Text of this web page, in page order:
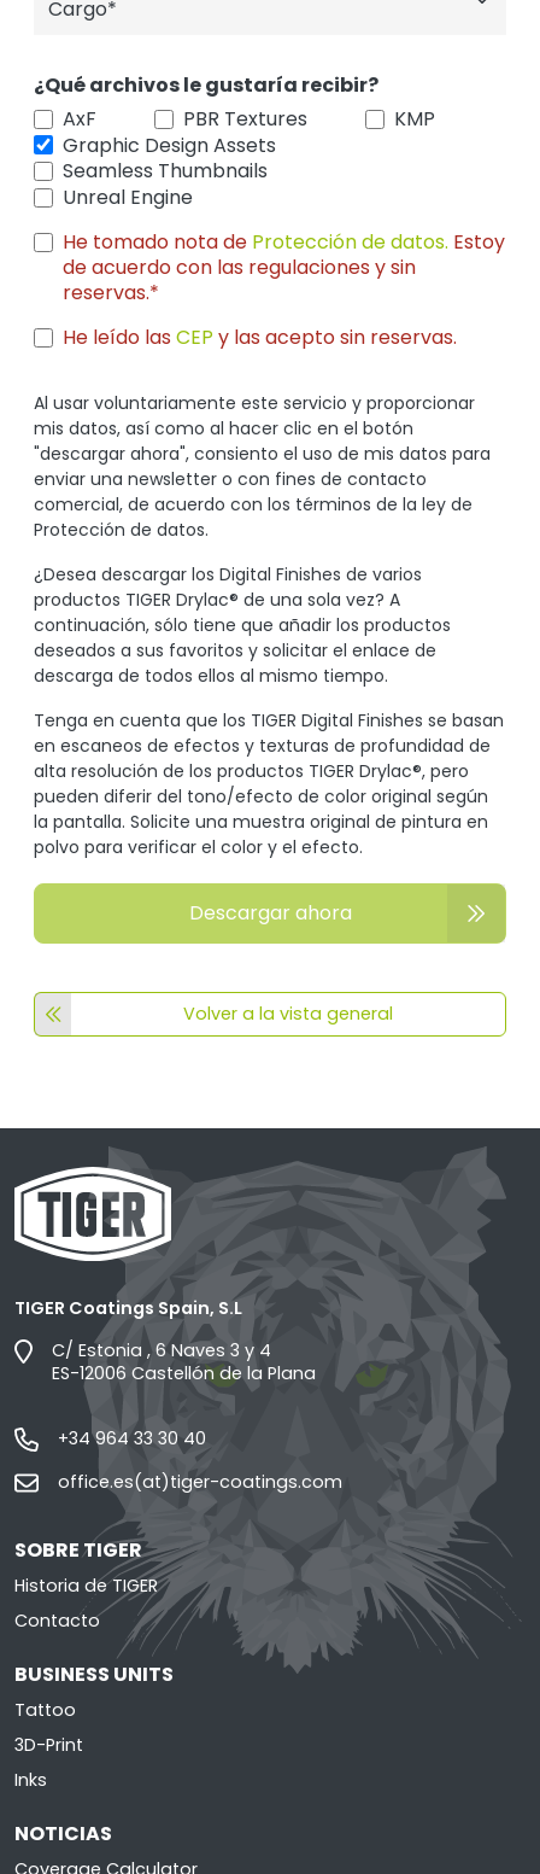
¿Qué archivos le gustaría recibir?
AxF
PBR Textures
KMP
Graphic Design Assets
Seamless Thumbnails
Unreal Engine
He tomado nota de Protección de datos. Estoy
de acuerdo con las regulaciones y sin
reservas.*
He leído las CEP y las acepto sin reservas.
Al usar voluntariamente este servicio y proporcionar
mis datos, así como al hacer clic en el botón
"descargar ahora", consiento el uso de mis datos para
enviar una newsletter o con fines de contacto
comercial, de acuerdo con los términos de la ley de
Protección de datos.
¿Desea descargar los Digital Finishes de varios
productos TIGER Drylac® de una sola vez? A
continuación, sólo tiene que añadir los productos
deseados a sus favoritos y solicitar el enlace de
descarga de todos ellos al mismo tiempo.
Tenga en cuenta que los TIGER Digital Finishes se basan
en escaneos de efectos y texturas de profundidad de
alta resolución de los productos TIGER Drylac®, pero
pueden diferir del tono/efecto de color original según
la pantalla. Solicite una muestra original de pintura en
polvo para verificar el color y el efecto.
Descargar ahora
Volver a la vista general
TIGER Coatings Spain, S.L
C/ Estonia , 6 Naves 3 y 4
ES-12006 Castellón de la Plana
+34 964 33 30 40
office.es(at)tiger-coatings.com
SOBRE TIGER
Historia de TIGER
Contacto
BUSINESS UNITS
Tattoo
3D-Print
Inks
NOTICIAS